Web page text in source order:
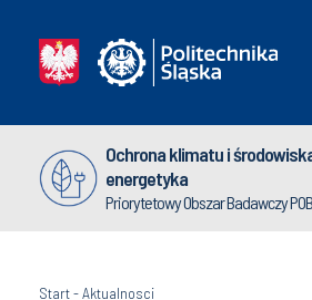
Ochrona klimatu i
energetyka
Priorytetowy Obszar Badawczy
Start-Aktualnosci